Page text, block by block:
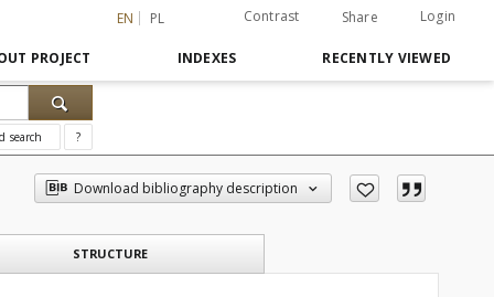
EN PL Contrast Share Login
PROJECT INDEXES RECENTLY VIEWED
search ?
Download bibliography description
STRUCTURE